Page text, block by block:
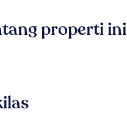
properti ini